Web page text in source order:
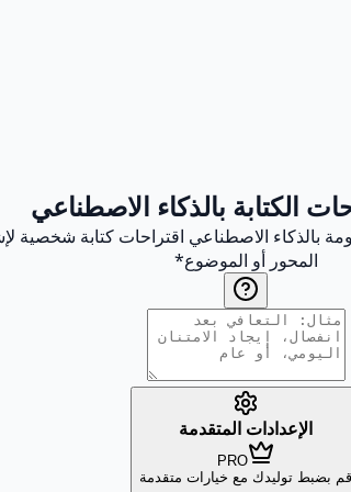
الكتابة بالذكاء الاصطناعي
بالذكاء الاصطناعي اقتراحات كتابة شخصية
المحور أو الموضوع*
الإعدادات المتقدمة
PRO
قم بضبط توليدك مع خيارات متقدمة